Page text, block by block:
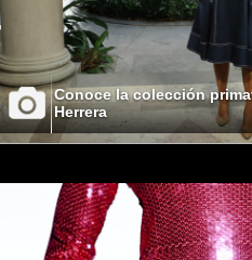
Conoce la colección
Herrera